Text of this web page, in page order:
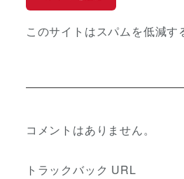
このサイトはスパムを低減す
コメントはありません。
トラックバック URL